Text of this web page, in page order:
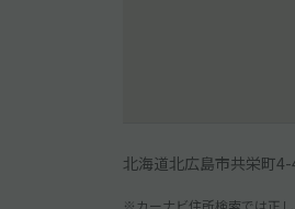
北海道北広島市共栄町
※カーナビ住所検索では正